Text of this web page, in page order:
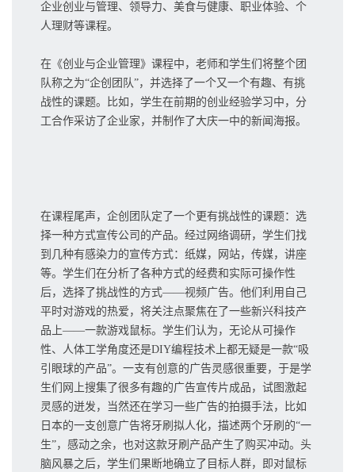
企业创业与管理、领导力、美食与健康、职业体验、个
人理财等课程。
在《创业与企业管理》课程中，老师和学生们将整个团
队称之为“企创团队”，并选择了一个又一个有趣、有挑
战性的课题。比如，学生在前期的创业经验学习中，分
工合作采访了企业家，并制作了大庆一中的新闻海报。
在课程尾声，企创团队定了一个更有挑战性的课题：选
择一种方式宣传公司的产品。经过网络调研，学生们找
到几种有感染力的宣传方式：纸媒，网站，传媒，讲座
等。学生们在分析了各种方式的经费和实际可操作性
后，选择了挑战性的方式——视频广告。他们利用自己
平时对游戏的热爱，将关注点聚焦在了一些新兴科技产
品上——一款游戏鼠标。学生们认为，无论从可操作
性、人体工学角度还是DIY编程技术上都无疑是一款“吸
引眼球的产品”。一支有创意的广告灵感很重要，于是学
生们网上搜集了很多有趣的广告宣传片成品，试图激起
灵感的迸发，当然还在学习一些广告的拍摄手法，比如
日本的一支创意广告将牙刷拟人化，描述两个牙刷的“一
生”，感动之余，也对这款牙刷产品产生了购买冲动。头
脑风暴之后，学生们果断地确立了目标人群，即对鼠标